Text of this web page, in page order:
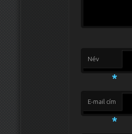
Név
*
E-mail cím
*